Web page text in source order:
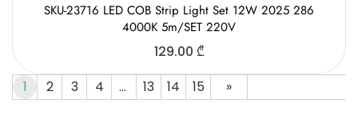
SKU-23716 LED COB Strip Light Set 12W 2025 286
4000K 5m/SET 220V
129.00 ₾
1
2 3 4 … 13 14 15 »